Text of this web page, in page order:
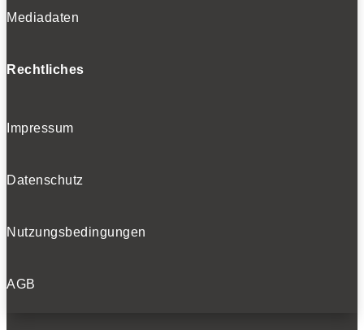
Mediadaten
Rechtliches
Impressum
Datenschutz
Nutzungsbedingungen
AGB